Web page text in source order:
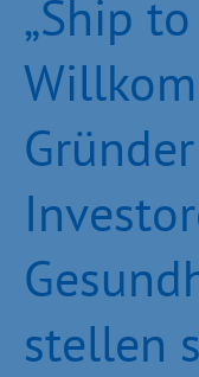
„Ship
stellen